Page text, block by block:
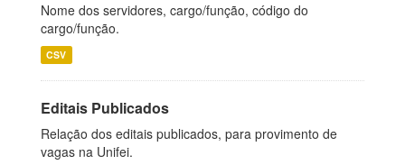
Nome dos servidores, cargo/função, código do
cargo/função.
CSV
Editais Publicados
Relação dos editais publicados, para provimento de
vagas na Unifei.